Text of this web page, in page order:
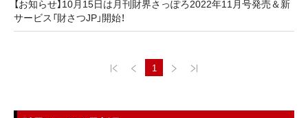
【お知らせ】10月15日は月刊財界さっぽろ2022年11月号発売＆新
サービス「財さつJP」開始！
1